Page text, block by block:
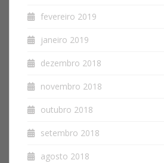
fevereiro 2019
janeiro 2019
dezembro 2018
novembro 2018
outubro 2018
setembro 2018
agosto 2018